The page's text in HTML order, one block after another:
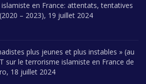
en France: attentats, tentatives
– 2023), 19 juillet 2024
plus jeunes et plus instables » (au
sur le terrorisme islamiste en France de
18 juillet 2024